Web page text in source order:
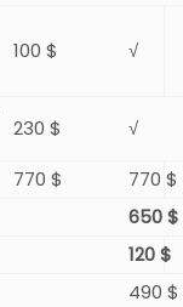
100 $ √
230 $
√
770 $
770 $
650 $
120 $
490 $